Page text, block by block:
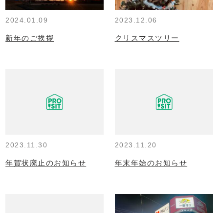
2024.01.09
新年のご挨拶
2023.12.06
クリスマスツリー
2023.11.30
年賀状廃止のお知らせ
2023.11.20
年末年始のお知らせ